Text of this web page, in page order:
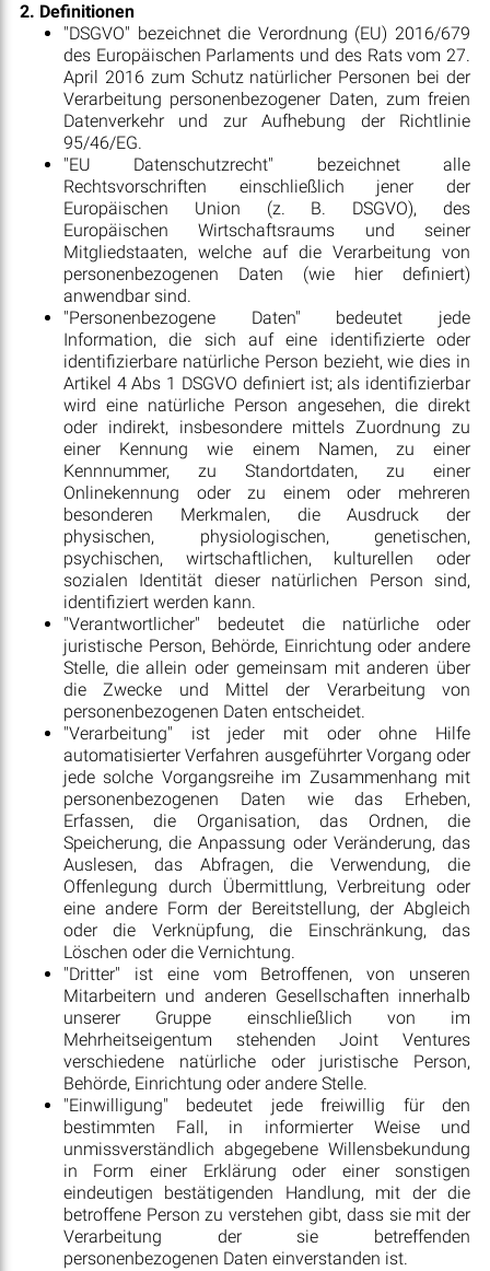
2. Definitionen
"DSGVO" bezeichnet die Verordnung (EU) 2016/679
des Europäischen Parlaments und des Rats vom 27.
April 2016 zum Schutz natürlicher Personen bei der
Verarbeitung personenbezogener Daten, zum freien
Datenverkehr und zur Aufhebung der Richtlinie
95/46/EG.
"EU Datenschutzrecht" bezeichnet alle
Rechtsvorschriften einschließlich jener der
Europäischen Union (z. B. DSGVO), des
Europäischen Wirtschaftsraums und seiner
Mitgliedstaaten, welche auf die Verarbeitung von
personenbezogenen Daten (wie hier definiert)
anwendbar sind.
"Personenbezogene Daten" bedeutet jede
Information, die sich auf eine identifizierte oder
identifizierbare natürliche Person bezieht, wie dies in
Artikel 4 Abs 1 DSGVO definiert ist; als identifizierbar
wird eine natürliche Person angesehen, die direkt
oder indirekt, insbesondere mittels Zuordnung zu
einer Kennung wie einem Namen, zu einer
Kennnummer, zu Standortdaten, zu einer
Onlinekennung oder zu einem oder mehreren
besonderen Merkmalen, die Ausdruck der
physischen, physiologischen, genetischen,
psychischen, wirtschaftlichen, kulturellen oder
sozialen Identität dieser natürlichen Person sind,
identifiziert werden kann.
"Verantwortlicher" bedeutet die natürliche oder
juristische Person, Behörde, Einrichtung oder andere
Stelle, die allein oder gemeinsam mit anderen über
die Zwecke und Mittel der Verarbeitung von
personenbezogenen Daten entscheidet.
"Verarbeitung" ist jeder mit oder ohne Hilfe
automatisierter Verfahren ausgeführter Vorgang oder
jede solche Vorgangsreihe im Zusammenhang mit
personenbezogenen Daten wie das Erheben,
Erfassen, die Organisation, das Ordnen, die
Speicherung, die Anpassung oder Veränderung, das
Auslesen, das Abfragen, die Verwendung, die
Offenlegung durch Übermittlung, Verbreitung oder
eine andere Form der Bereitstellung, der Abgleich
oder die Verknüpfung, die Einschränkung, das
Löschen oder die Vernichtung.
"Dritter" ist eine vom Betroffenen, von unseren
Mitarbeitern und anderen Gesellschaften innerhalb
unserer Gruppe einschließlich von im
Mehrheitseigentum stehenden Joint Ventures
verschiedene natürliche oder juristische Person,
Behörde, Einrichtung oder andere Stelle.
"Einwilligung" bedeutet jede freiwillig für den
bestimmten Fall, in informierter Weise und
unmissverständlich abgegebene Willensbekundung
in Form einer Erklärung oder einer sonstigen
eindeutigen bestätigenden Handlung, mit der die
betroffene Person zu verstehen gibt, dass sie mit der
Verarbeitung der sie betreffenden
personenbezogenen Daten einverstanden ist.